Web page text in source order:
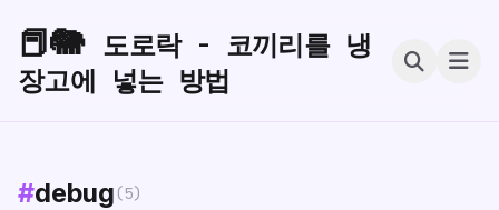
📕🐘 도로락 - 코끼리를 냉
장고에 넣는 방법
#debug (5)